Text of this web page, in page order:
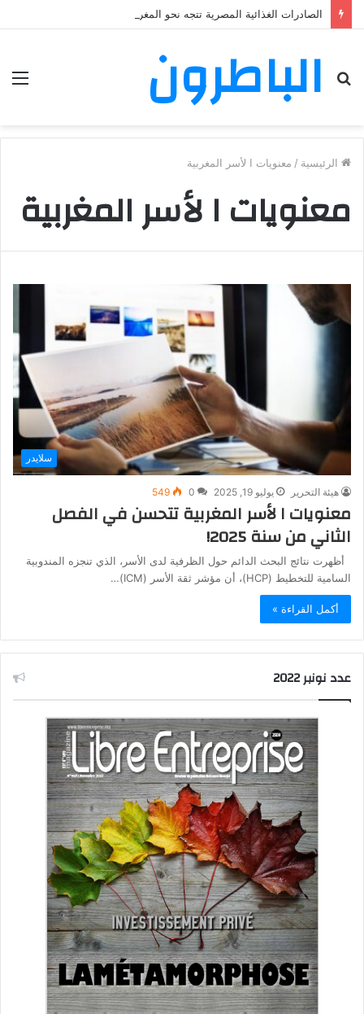
الصادرات الغذائية المصرية تتجه نحو المغرب في حملة توسع جديدة
الباطرون
الرئيسية / معنويات ا لأسر المغربية
معنويات ا لأسر المغربية
سلايدر
هيئة التحرير يوليو 19, 2025 0
549
معنويات ا لأسر المغربية تتحسن في الفصل
الثاني من سنة 2025!
أظهرت نتائج البحث الدائم حول الظرفية لدى الأسر، الذي تنجزه المندوبية
السامية للتخطيط (HCP)، أن مؤشر ثقة الأسر (ICM)…
أكمل القراءة »
عدد نونبر 2022